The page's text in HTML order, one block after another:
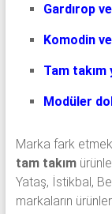
Gardırop
Komodin
Tam
Modüler
Marka fark
tam takım
Yataş, İstikbal,
markaların